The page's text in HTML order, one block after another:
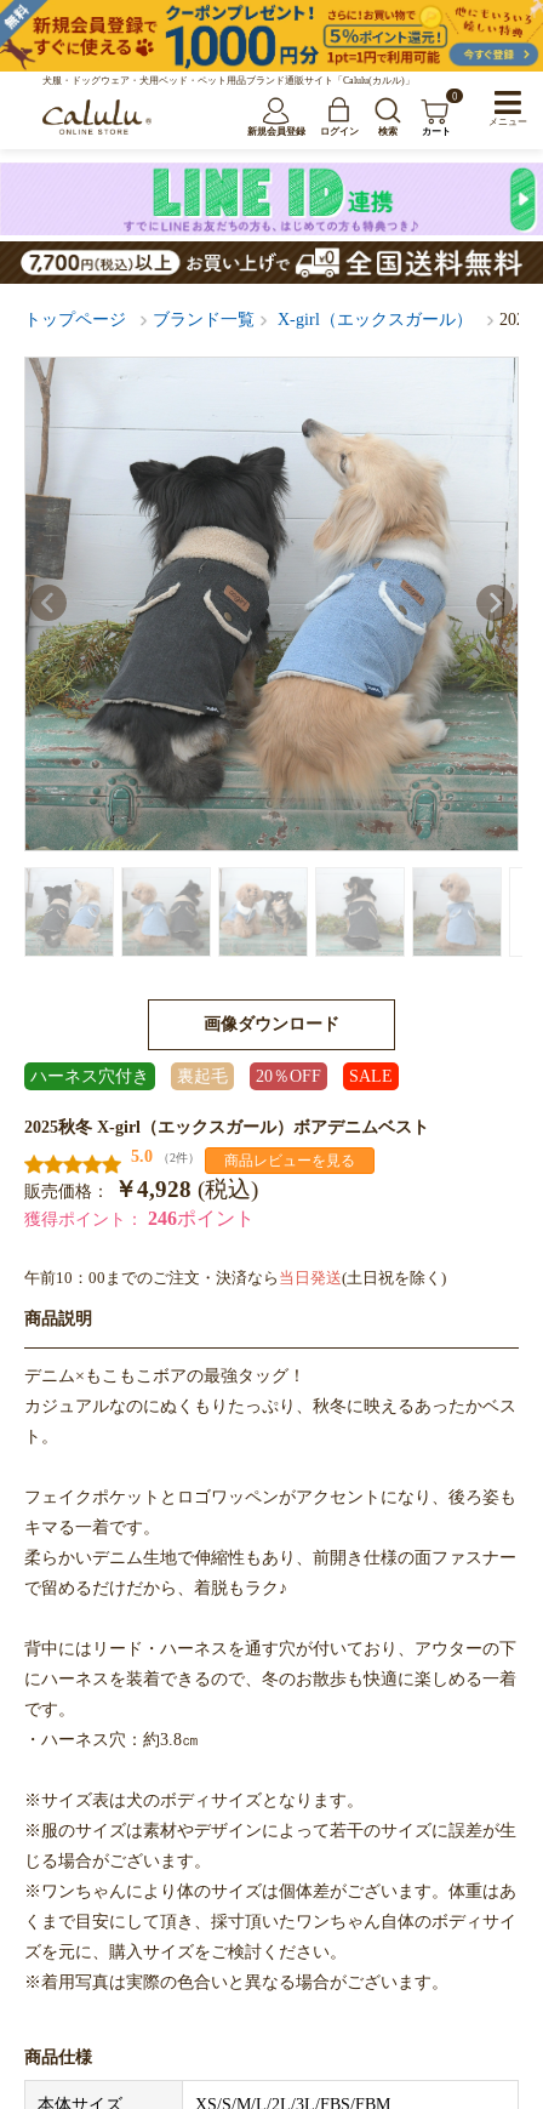
犬服・ドッグウェア・犬用ベッド・ペット用品ブランド通販サイト「Calulu(カルル)」
新規会員登録 ログイン 検索
0
カート
トップページ ブランド一覧 X-girl（エックスガール） 2025
画像ダウンロード
ハーネス穴付き 裏起毛 20％OFF SALE
2025秋冬 X-girl（エックスガール）ボアデニムベスト
5.0
（2件） 商品レビューを見る
販売価格： ￥4,928 (税込)
獲得ポイント： 246ポイント
午前10：00までのご注文・決済なら 当日発送(土日祝を除く)
商品説明
デニム×もこもこボアの最強タッグ！
カジュアルなのにぬくもりたっぷり、秋冬に映えるあったかベス
ト。
フェイクポケットとロゴワッペンがアクセントになり、後ろ姿も
キマる一着です。
柔らかいデニム生地で伸縮性もあり、前開き仕様の面ファスナー
で留めるだけだから、着脱もラク♪
背中にはリード・ハーネスを通す穴が付いており、アウターの下
にハーネスを装着できるので、冬のお散歩も快適に楽しめる一着
です。
・ハーネス穴：約3.8㎝
※サイズ表は犬のボディサイズとなります。
※服のサイズは素材やデザインによって若干のサイズに誤差が生
じる場合がございます。
※ワンちゃんにより体のサイズは個体差がございます。体重はあ
くまで目安にして頂き、採寸頂いたワンちゃん自体のボディサイ
ズを元に、購入サイズをご検討ください。
※着用写真は実際の色合いと異なる場合がございます。
商品仕様
本体サイズ XS/S/M/L/2L/3L/FBS/FBM
メニュー